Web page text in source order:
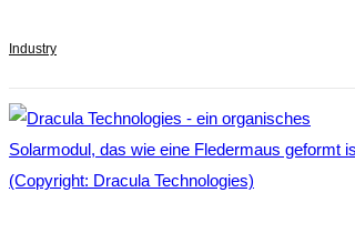
Industry